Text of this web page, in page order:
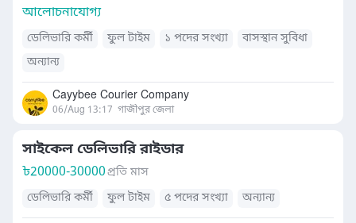
আলোচনাযোগ্য
ডেলিভারি কর্মী ফুল টাইম ১ পদের সংখ্যা
বাসস্থান সুবিধা
অন্যান্য
Cayybee Courier Company
06/Aug 13:17 গাজীপুর জেলা
সাইকেল ডেলিভারি রাইডার
৳20000-30000প্রতি মাস
ডেলিভারি কর্মী
ফুল টাইম ৫ পদের সংখ্যা অন্যান্য